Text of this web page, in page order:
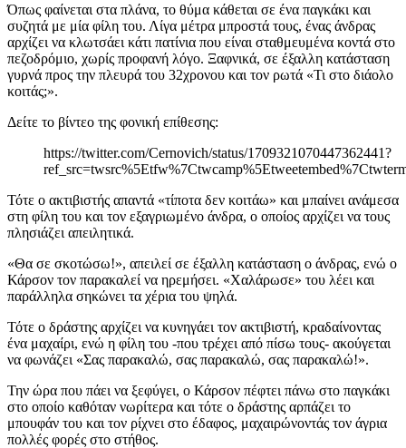
Όπως φαίνεται στα πλάνα, το θύμα κάθεται σε ένα παγκάκι και
συζητά με μία φίλη του. Λίγα μέτρα μπροστά τους, ένας άνδρας
αρχίζει να κλωτσάει κάτι πατίνια που είναι σταθμευμένα κοντά στο
πεζοδρόμιο, χωρίς προφανή λόγο. Ξαφνικά, σε έξαλλη κατάσταση
γυρνά προς την πλευρά του 32χρονου και τον ρωτά «Τι στο διάολο
κοιτάς;».
Δείτε το βίντεο της φονική επίθεσης:
https://twitter.com/Cernovich/status/1709321070447362441?
Τότε ο ακτιβιστής απαντά «τίποτα δεν κοιτάω» και μπαίνει ανάμεσα
στη φίλη του και τον εξαγριωμένο άνδρα, ο οποίος αρχίζει να τους
πλησιάζει απειλητικά.
«Θα σε σκοτώσω!», απειλεί σε έξαλλη κατάσταση ο άνδρας, ενώ ο
Κάρσον τον παρακαλεί να ηρεμήσει. «Χαλάρωσε» του λέει και
παράλληλα σηκώνει τα χέρια του ψηλά.
Τότε ο δράστης αρχίζει να κυνηγάει τον ακτιβιστή, κραδαίνοντας
ένα μαχαίρι, ενώ η φίλη του -που τρέχει από πίσω τους- ακούγεται
να φωνάζει «Σας παρακαλώ, σας παρακαλώ, σας παρακαλώ!».
Την ώρα που πάει να ξεφύγει, ο Κάρσον πέφτει πάνω στο παγκάκι
στο οποίο καθόταν νωρίτερα και τότε ο δράστης αρπάζει το
μπουφάν του και τον ρίχνει στο έδαφος, μαχαιρώνοντάς τον άγρια
πολλές φορές στο στήθος.